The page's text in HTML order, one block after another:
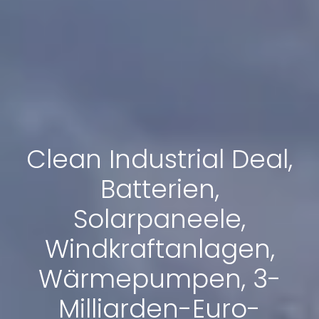
Clean Industrial Deal,
Batterien,
Solarpaneele,
Windkraftanlagen,
Wärmepumpen, 3-
Milliarden-Euro-